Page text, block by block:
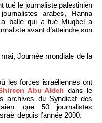
tué le journaliste palestinien
arabes, Hanna
balle qui a tué Muqbel a
avant d’atteindre son
Journée mondiale de la
les forces israéliennes ont
Abu Akleh dans le
archives du Syndicat des
que 50 journalistes
depuis l’année 2000.